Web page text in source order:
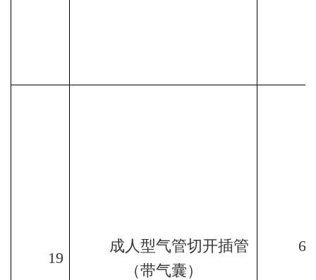
19
成人型气管切开插管
（带气囊）